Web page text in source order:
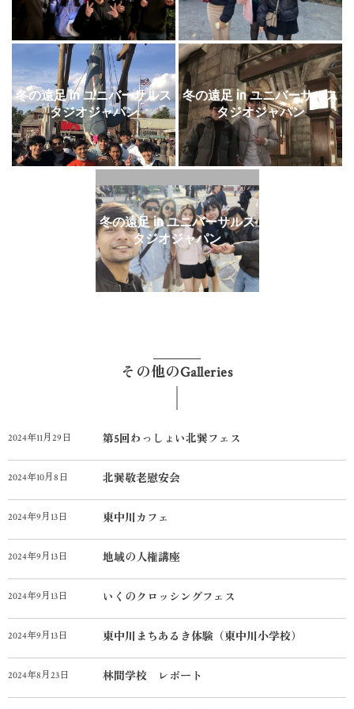
冬の遠足 in ユニバーサルス
タジオジャパン
冬の遠足 in ユニバーサルス
タジオジャパン
冬の遠足 in ユニバーサルス
タジオジャパン
その他のGalleries
2024年11月29日 第5回わっしょい北巽フェス
2024年10月8日 北巽敬老慰安会
2024年9月13日 東中川カフェ
2024年9月13日 地域の人権講座
2024年9月13日 いくのクロッシングフェス
2024年9月13日 東中川まちあるき体験（東中川小学校）
2024年8月23日 林間学校 レポート